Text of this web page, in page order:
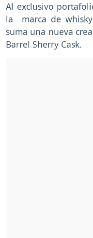
Al exclusivo
la marca de
suma una nueva
Barrel Sherry Cask.